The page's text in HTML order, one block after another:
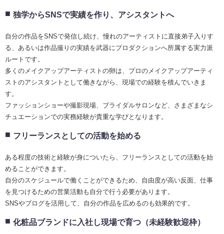
独学からSNSで実績を作り、アシスタントへ
自分の作品をSNSで発信し続け、憧れのアーティストに直接弟子入りす
る、あるいは作品撮りの実績を武器にプロダクションへ所属する実力派
ルートです。
多くのメイクアップアーティストの卵は、プロのメイクアップアーティ
ストのアシスタントとして働きながら、現場での経験を積んでいきま
す。
ファッションショーや撮影現場、ブライダルサロンなど、さまざまなシ
チュエーションでの実務経験が貴重な学びとなります。
フリーランスとしての活動を始める
ある程度の技術と経験が身についたら、フリーランスとしての活動を始
めることができます。
自分のスケジュールで働くことができるため、自由度が高い反面、仕事
を見つけるための営業活動も自分で行う必要があります。
SNSやブログを活用して、自分の作品を広めるのも効果的です。
化粧品ブランドに入社し現場で育つ（未経験歓迎枠）